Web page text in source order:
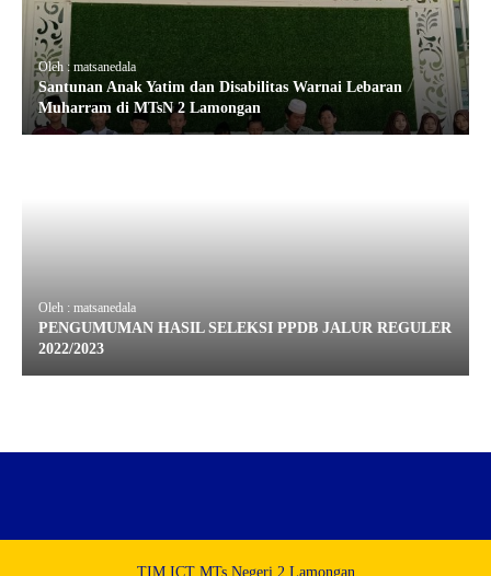
Oleh : matsanedala
Santunan Anak Yatim dan Disabilitas Warnai Lebaran
Muharram di MTsN 2 Lamongan
Oleh : matsanedala
PENGUMUMAN HASIL SELEKSI PPDB JALUR REGULER
2022/2023
TIM ICT MTs Negeri 2 Lamongan